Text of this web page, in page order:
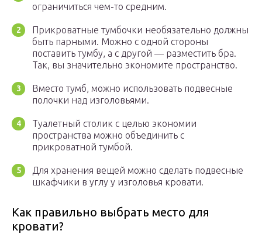
ограничиться чем-то средним.
Прикроватные тумбочки необязательно должны
быть парными. Можно с одной стороны
поставить тумбу, а с другой — разместить бра.
Так, вы значительно экономите пространство.
Вместо тумб, можно использовать подвесные
полочки над изголовьями.
Туалетный столик с целью экономии
пространства можно объединить с
прикроватной тумбой.
Для хранения вещей можно сделать подвесные
шкафчики в углу у изголовья кровати.
Как правильно выбрать место для
кровати?